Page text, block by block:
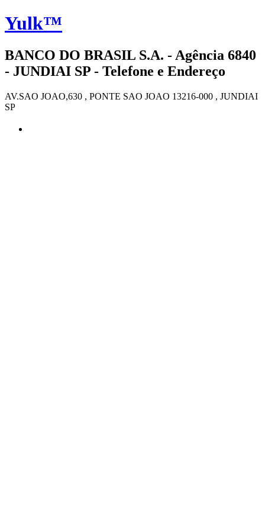
Yulk™
BANCO DO BRASIL S.A. - Agência 6840
- JUNDIAI SP - Telefone e Endereço
AV.SAO JOAO,630 , PONTE SAO JOAO 13216-000 , JUNDIAI
SP